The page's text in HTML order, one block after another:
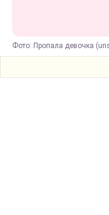
Фото: Пропала девочка